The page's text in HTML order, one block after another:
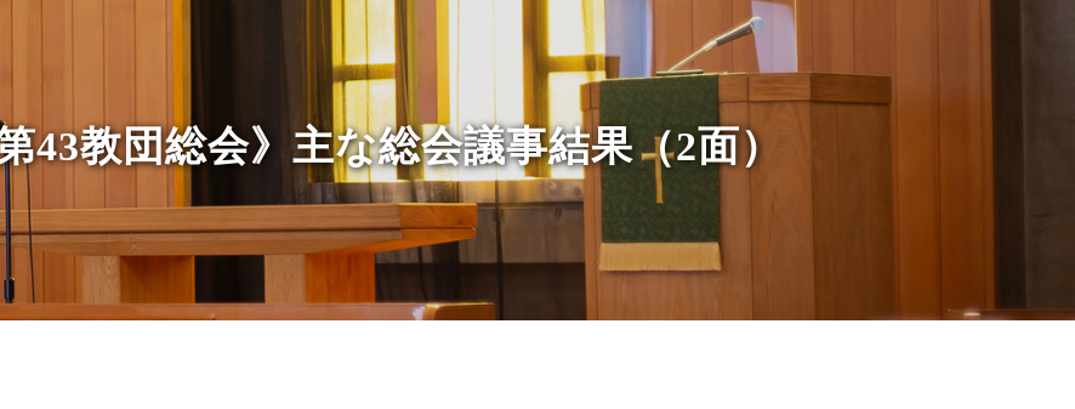
43教団総会》主な総会議事結果（2面）